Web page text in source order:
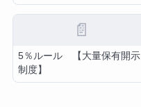
📄
5％ルール 【大量保有開示
制度】